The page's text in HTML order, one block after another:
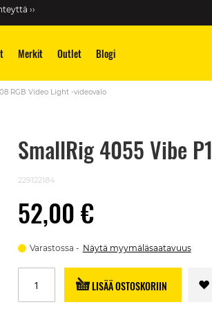
››
Merkit Outlet Blogi
RGB Video Light -videovalo
SmallRig 4055 Vibe
229122184
52,00 €
Varastossa Näytä myymäläsaatavuus
LISÄÄ OSTOSKORIIN